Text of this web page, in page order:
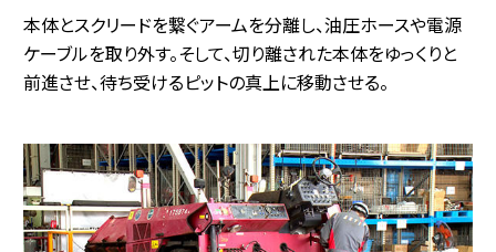
本体とスクリードを繋ぐアームを分離し、油圧ホースや電源
ケーブルを取り外す。そして、切り離された本体をゆっくりと
前進させ、待ち受けるピットの真上に移動させる。